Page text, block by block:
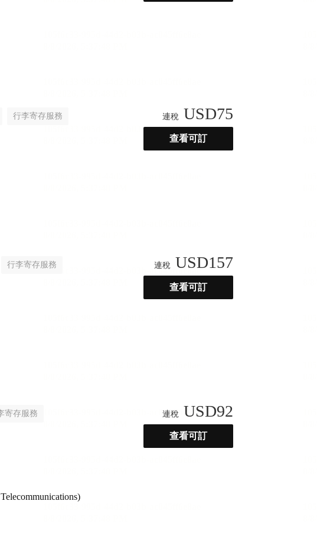
行李寄存服務 連稅 USD75
查看可訂
行李寄存服務 連稅 USD157
查看可訂
寄存服務 連稅 USD92
查看可訂